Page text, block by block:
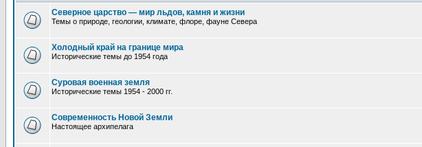
Северное царство — мир льдов, камня и жизни
Темы о природе, геологии, климате, флоре, фауне Севера
Холодный край на границе мира
Исторические темы до 1954 года
Суровая военная земля
Исторические темы 1954 - 2000 гг.
Современность Новой Земли
Настоящее архипелага